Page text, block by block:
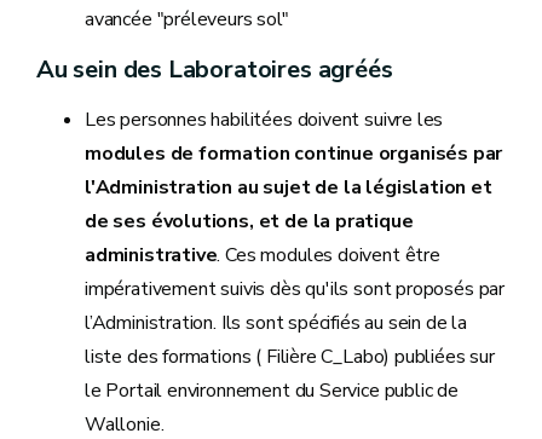
avancée "préleveurs sol"
Au sein des Laboratoires agréés
Les personnes habilitées doivent suivre les
modules de formation continue organisés par
l'Administration au sujet de la législation et
de ses évolutions, et de la pratique
administrative. Ces modules doivent être
impérativement suivis dès qu'ils sont proposés par
l’Administration. Ils sont spécifiés au sein de la
liste des formations ( Filière C_Labo) publiées sur
le Portail environnement du Service public de
Wallonie.